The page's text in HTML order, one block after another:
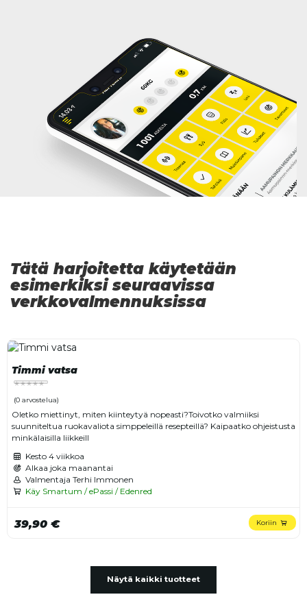
Tätä harjoitetta käytetään
esimerkiksi seuraavissa
verkkovalmennuksissa
Timmi vatsa
(0 arvostelua)
Oletko miettinyt, miten kiinteytyä nopeasti?Toivotko valmiiksi
suunniteltua ruokavaliota simppeleillä resepteillä? Kaipaatko ohjeistusta
minkälaisilla liikkeill
Kesto 4 viikkoa
Alkaa joka maanantai
Valmentaja Terhi Immonen
Käy Smartum / ePassi / Edenred
39,90 € Koriin
Näytä kaikki tuotteet